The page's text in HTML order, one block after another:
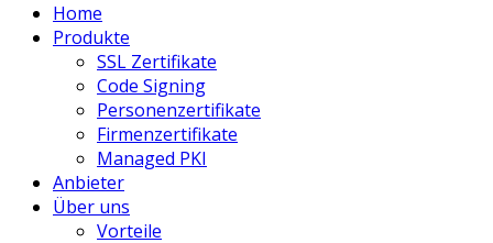
Home
Produkte
SSL Zertifikate
Code Signing
Personenzertifikate
Firmenzertifikate
Managed PKI
Anbieter
Über uns
Vorteile